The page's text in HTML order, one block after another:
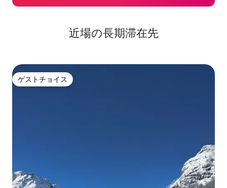
近場の長期滞在先
ゲストチョイス
ゲストチョイス